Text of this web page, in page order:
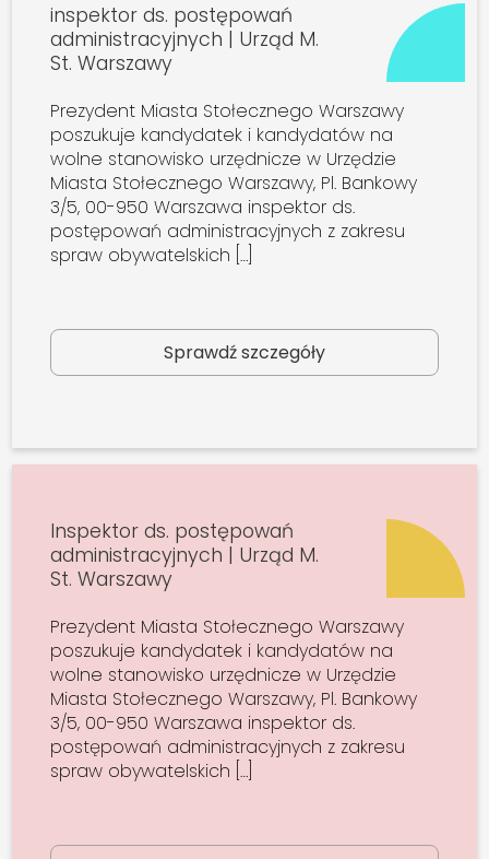
inspektor ds. postępowań
administracyjnych | Urząd M.
St. Warszawy
Prezydent Miasta Stołecznego Warszawy
poszukuje kandydatek i kandydatów na
wolne stanowisko urzędnicze w Urzędzie
Miasta Stołecznego Warszawy, Pl. Bankowy
3/5, 00-950 Warszawa inspektor ds.
postępowań administracyjnych z zakresu
spraw obywatelskich […]
Sprawdź szczegóły
Inspektor ds. postępowań
administracyjnych | Urząd M.
St. Warszawy
Prezydent Miasta Stołecznego Warszawy
poszukuje kandydatek i kandydatów na
wolne stanowisko urzędnicze w Urzędzie
Miasta Stołecznego Warszawy, Pl. Bankowy
3/5, 00-950 Warszawa inspektor ds.
postępowań administracyjnych z zakresu
spraw obywatelskich […]